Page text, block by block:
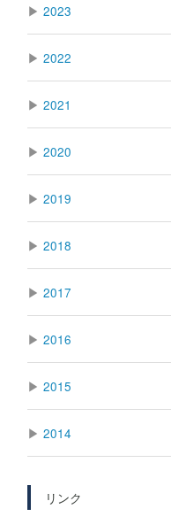
▶ 2023
▶ 2022
▶ 2021
▶ 2020
▶ 2019
▶ 2018
▶ 2017
▶ 2016
▶ 2015
▶ 2014
リンク